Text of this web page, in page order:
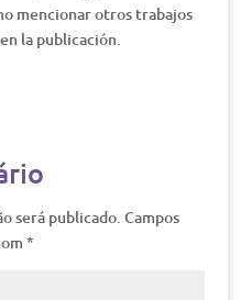
mencionar otros trabajos
la publicación.
será publicado. Campos
*